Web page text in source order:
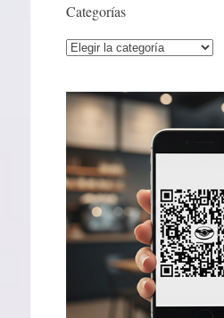
Categorías
Categorías